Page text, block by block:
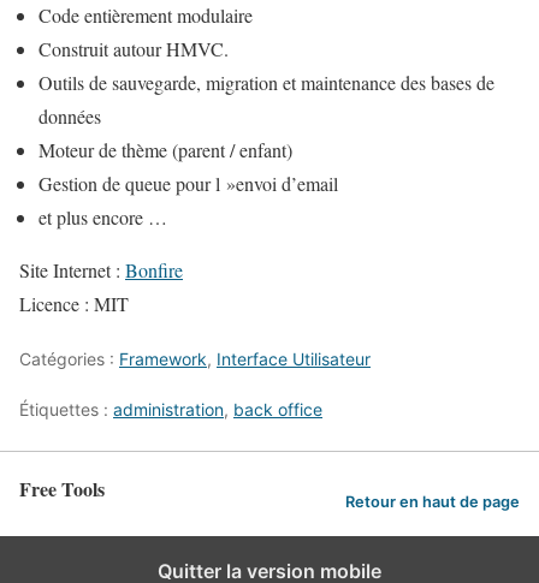
Code entièrement modulaire
Construit autour HMVC.
Outils de sauvegarde, migration et maintenance des bases de
données
Moteur de thème (parent / enfant)
Gestion de queue pour l »envoi d’email
et plus encore …
Site Internet : Bonfire
Licence : MIT
Catégories : Framework, Interface Utilisateur
Étiquettes : administration, back office
Free Tools Retour en haut de page
Quitter la version mobile